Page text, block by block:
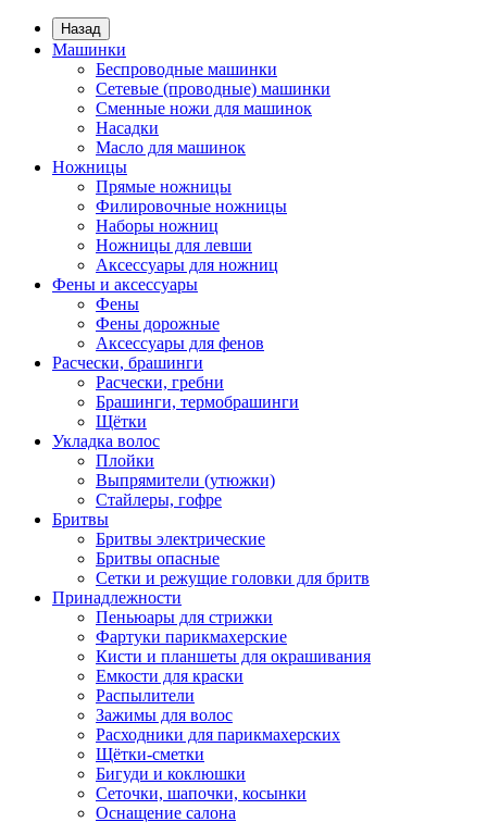
Назад
Машинки
Беспроводные машинки
Сетевые (проводные) машинки
Сменные ножи для машинок
Насадки
Масло для машинок
Ножницы
Прямые ножницы
Филировочные ножницы
Наборы ножниц
Ножницы для левши
Аксессуары для ножниц
Фены и аксессуары
Фены
Фены дорожные
Аксессуары для фенов
Расчески, брашинги
Расчески, гребни
Брашинги, термобрашинги
Щётки
Укладка волос
Плойки
Выпрямители (утюжки)
Стайлеры, гофре
Бритвы
Бритвы электрические
Бритвы опасные
Сетки и режущие головки для бритв
Принадлежности
Пеньюары для стрижки
Фартуки парикмахерские
Кисти и планшеты для окрашивания
Емкости для краски
Распылители
Зажимы для волос
Расходники для парикмахерских
Щётки-сметки
Бигуди и коклюшки
Сеточки, шапочки, косынки
Оснащение салона